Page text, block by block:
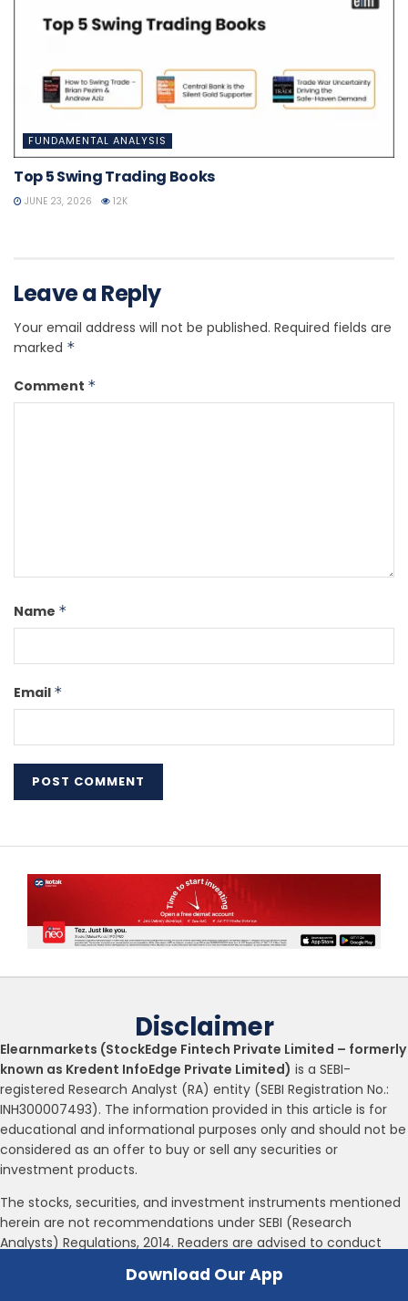
FUNDAMENTAL ANALYSIS
Top 5 Swing Trading Books
JUNE 23, 2026 12K
Leave a Reply
Your email address will not be published. Required fields are
marked *
Comment *
Name *
Email *
Disclaimer
Elearnmarkets (StockEdge Fintech Private Limited – formerly
known as Kredent InfoEdge Private Limited) is a SEBI-
registered Research Analyst (RA) entity (SEBI Registration No.:
INH300007493). The information provided in this article is for
educational and informational purposes only and should not be
considered as an offer to buy or sell any securities or
investment products.
The stocks, securities, and investment instruments mentioned
herein are not recommendations under SEBI (Research
Analysts) Regulations, 2014. Readers are advised to conduct
before making any investment decisions.
Download Our App